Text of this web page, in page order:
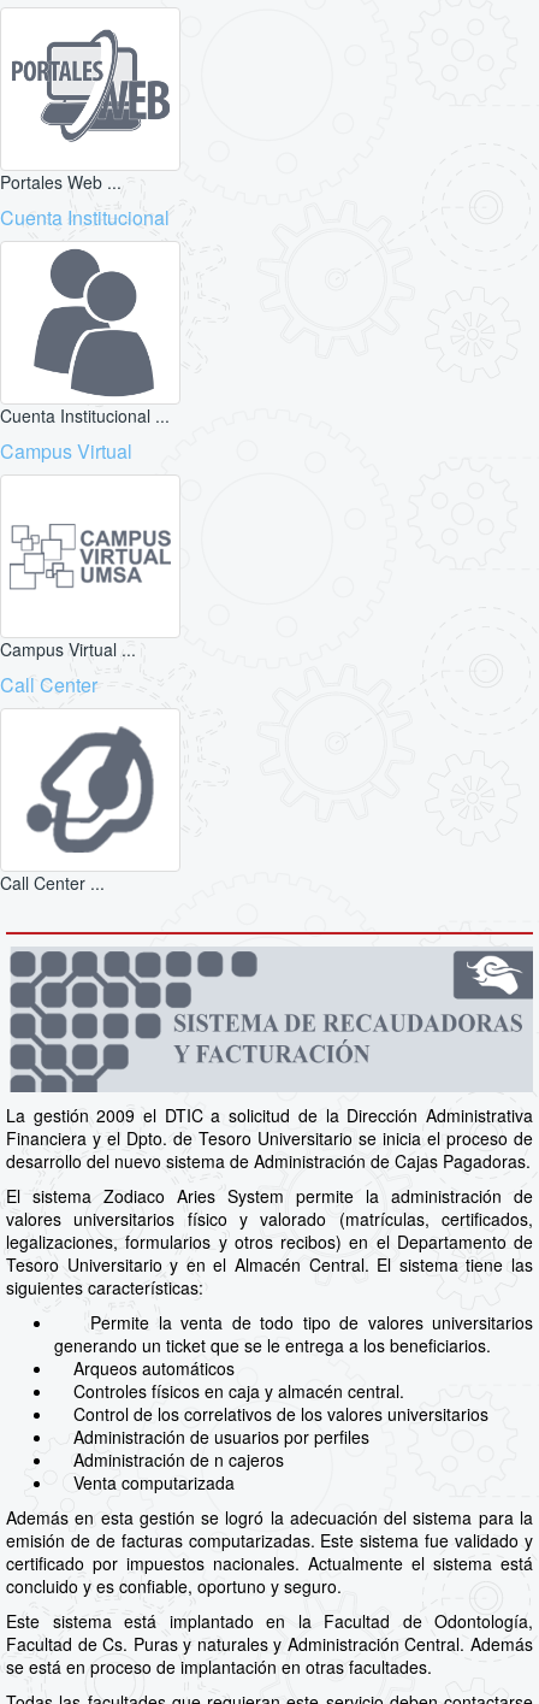
Portales Web ...
Cuenta Institucional
Cuenta Institucional ...
Campus Virtual
Campus Virtual ...
Call Center
Call Center ...
La gestión 2009 el DTIC a solicitud de la Dirección Administrativa
Financiera y el Dpto. de Tesoro Universitario se inicia el proceso de
desarrollo del nuevo sistema de Administración de Cajas Pagadoras.
El sistema Zodiaco Aries System permite la administración de
valores universitarios físico y valorado (matrículas, certificados,
legalizaciones, formularios y otros recibos) en el Departamento de
Tesoro Universitario y en el Almacén Central. El sistema tiene las
siguientes características:
Permite la venta de todo tipo de valores universitarios
generando un ticket que se le entrega a los beneficiarios.
Arqueos automáticos
Controles físicos en caja y almacén central.
Control de los correlativos de los valores universitarios
Administración de usuarios por perfiles
Administración de n cajeros
Venta computarizada
Además en esta gestión se logró la adecuación del sistema para la
emisión de de facturas computarizadas. Este sistema fue validado y
certificado por impuestos nacionales. Actualmente el sistema está
concluido y es confiable, oportuno y seguro.
Este sistema está implantado en la Facultad de Odontología,
Facultad de Cs. Puras y naturales y Administración Central. Además
se está en proceso de implantación en otras facultades.